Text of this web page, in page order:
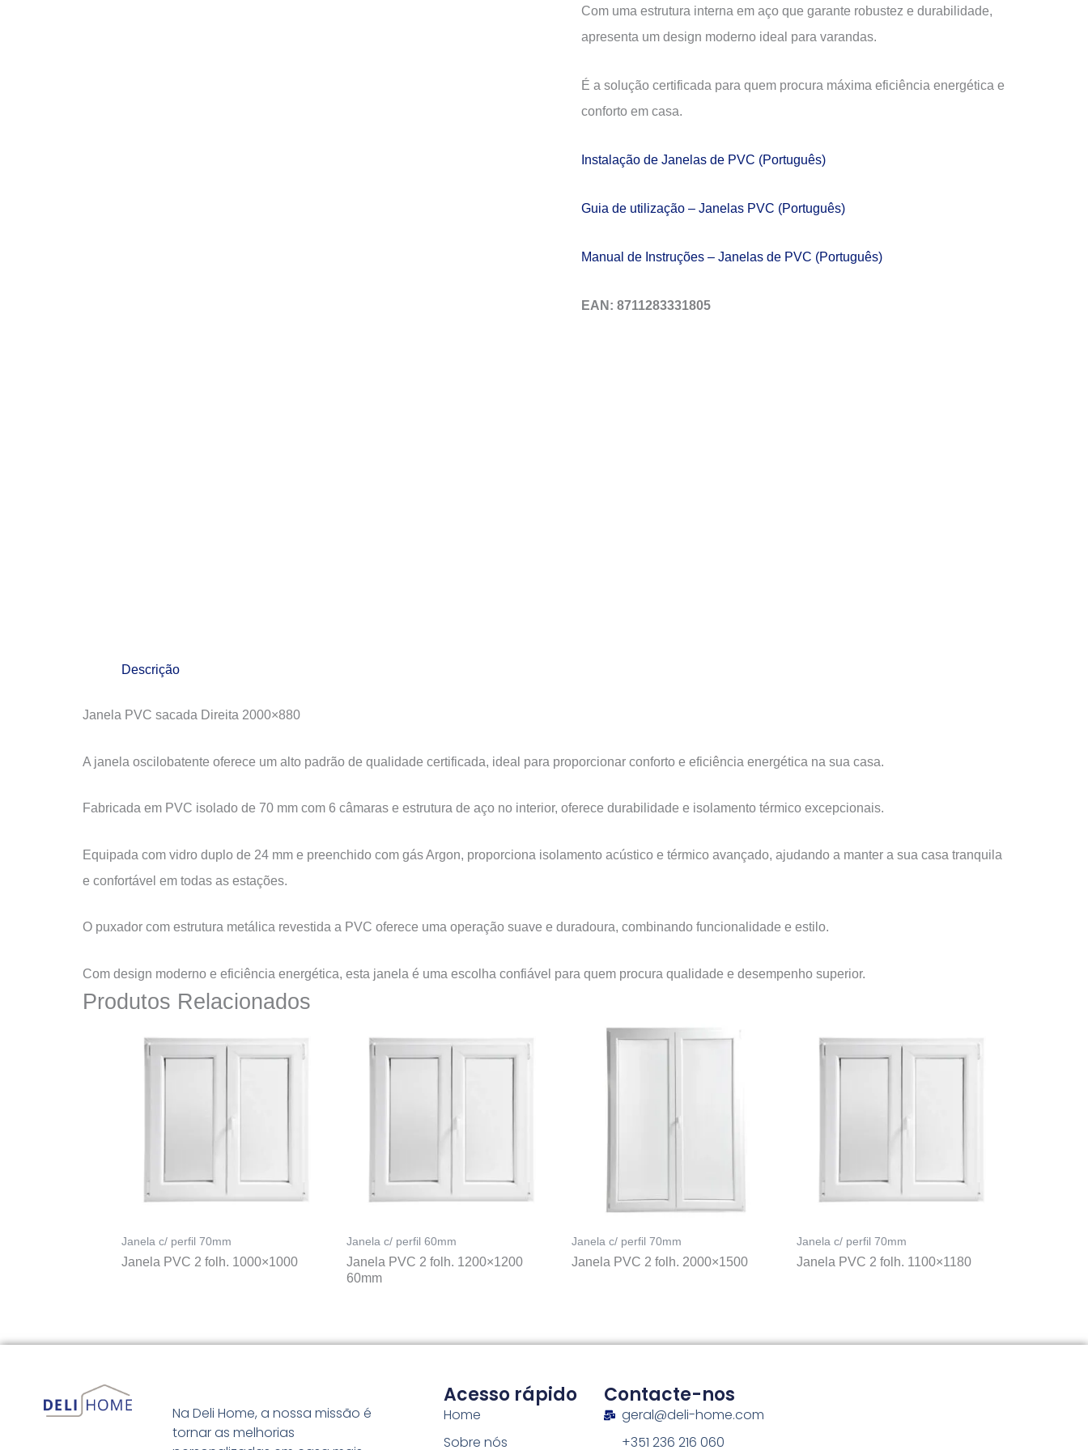
Com uma estrutura interna em aço que garante robustez e durabilidade,
apresenta um design moderno ideal para varandas.
É a solução certificada para quem procura máxima eficiência energética e
conforto em casa.
Instalação de Janelas de PVC (Português)
Guia de utilização – Janelas PVC (Português)
Manual de Instruções – Janelas de PVC (Português)
EAN: 8711283331805
Descrição
Janela PVC sacada Direita 2000×880
A janela oscilobatente oferece um alto padrão de qualidade certificada, ideal para proporcionar conforto e eficiência energética na sua casa.
Fabricada em PVC isolado de 70 mm com 6 câmaras e estrutura de aço no interior, oferece durabilidade e isolamento térmico excepcionais.
Equipada com vidro duplo de 24 mm e preenchido com gás Argon, proporciona isolamento acústico e térmico avançado, ajudando a manter a sua casa tranquila
e confortável em todas as estações.
O puxador com estrutura metálica revestida a PVC oferece uma operação suave e duradoura, combinando funcionalidade e estilo.
Com design moderno e eficiência energética, esta janela é uma escolha confiável para quem procura qualidade e desempenho superior.
Produtos Relacionados
Janela c/ perfil 70mm
Janela PVC 2 folh. 1000×1000
Janela c/ perfil 60mm
Janela PVC 2 folh. 1200×1200
60mm
Janela c/ perfil 70mm
Janela PVC 2 folh. 2000×1500
Janela c/ perfil 70mm
Janela PVC 2 folh. 1100×1180
Na Deli Home, a nossa missão é
tornar as melhorias
Acesso rápido
Home
Sobre nós
Contacte-nos
geral@deli-home.com
+351 236 216 060